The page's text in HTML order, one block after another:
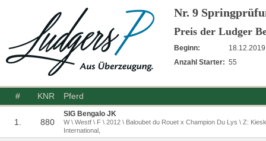
Nr. 9
Preis der Ludger
Beginn:
Anzahl Starter: 55
# KNR Pferd
1. 880
SIG Bengalo JK
W \ Westf \ F \ 2012 \ Baloubet du Rouet x Champion Du Lys \ Z:
International,